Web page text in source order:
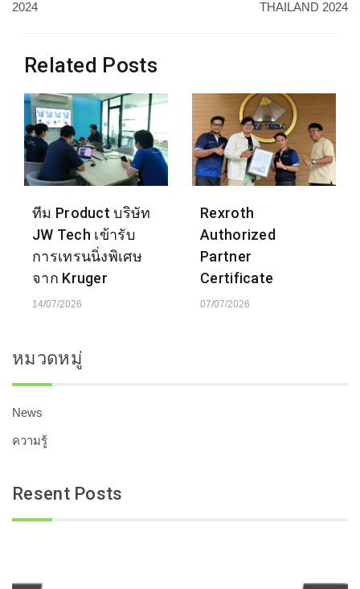
เรื่อง
2024 THAILAND 2024
Related Posts
ทีม Product บริษัท
JW Tech เข้ารับ
การเทรนนิ่งพิเศษ
จาก Kruger
14/07/2026
Rexroth
Authorized
Partner
Certificate
07/07/2026
หมวดหมู่
News
ความรู้
Resent Posts